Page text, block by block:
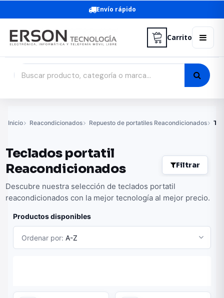
Envío rápido
Carrito
Inicio Reacondicionados Repuesto de portatiles Reacondicionados
Teclados portatil
Reacondicionados
Filtrar
Descubre nuestra selección de teclados portatil
reacondicionados con la mejor tecnología al mejor precio.
Productos disponibles
Ordenar por: A-Z